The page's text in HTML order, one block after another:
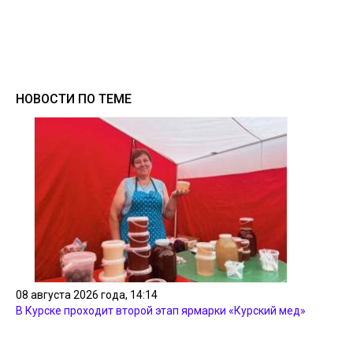
НОВОСТИ ПО ТЕМЕ
08 августа 2026 года, 14:14
В Курске проходит второй этап ярмарки «Курский мед»